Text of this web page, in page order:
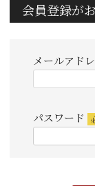
会員登録が
メールアド
パスワード